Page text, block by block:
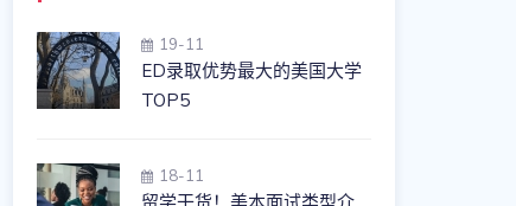
19-11
ED录取优势最大的美国大学
TOP5
18-11